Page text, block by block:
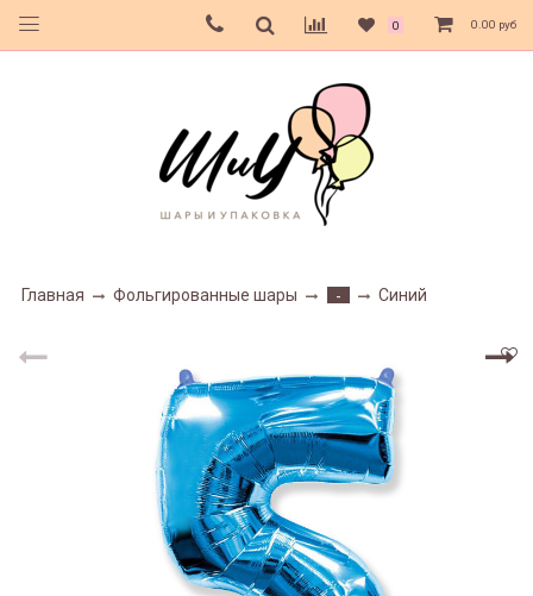
0 0.00 руб
Главная Фольгированные шары - Синий